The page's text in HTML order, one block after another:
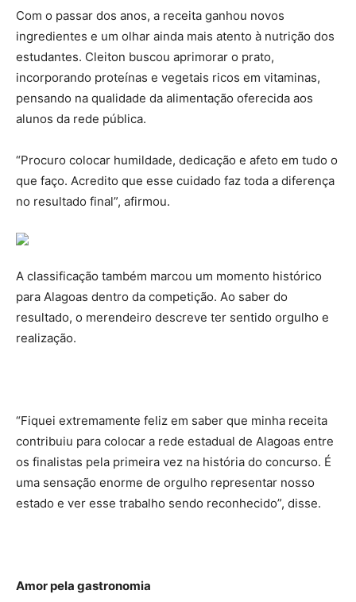
Com o passar dos anos, a receita ganhou novos
ingredientes e um olhar ainda mais atento à nutrição dos
estudantes. Cleiton buscou aprimorar o prato,
incorporando proteínas e vegetais ricos em vitaminas,
pensando na qualidade da alimentação oferecida aos
alunos da rede pública.
“Procuro colocar humildade, dedicação e afeto em tudo o
que faço. Acredito que esse cuidado faz toda a diferença
no resultado final”, afirmou.
A classificação também marcou um momento histórico
para Alagoas dentro da competição. Ao saber do
resultado, o merendeiro descreve ter sentido orgulho e
realização.
“Fiquei extremamente feliz em saber que minha receita
contribuiu para colocar a rede estadual de Alagoas entre
os finalistas pela primeira vez na história do concurso. É
uma sensação enorme de orgulho representar nosso
estado e ver esse trabalho sendo reconhecido”, disse.
Amor pela gastronomia